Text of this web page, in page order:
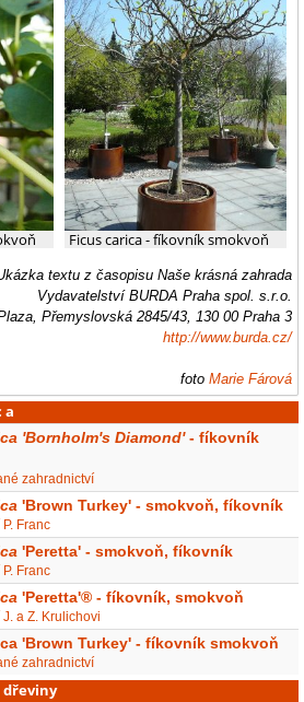
Ficus carica - fíkovník smokvoň
textu z časopisu Naše krásná zahrada
Vydavatelství BURDA Praha spol. s.r.o.
Přemyslovská 2845/43, 130 00 Praha 3
http://www.burda.cz/
foto Marie Fárová
'Bornholm's Diamond'- fíkovník
zahradnictví
'Brown Turkey' - smokvoň, fíkovník
Franc
'Peretta' - smokvoň, fíkovník
Franc
'Peretta'® - fíkovník, smokvoň
a Z. Krulichovi
'Brown Turkey' - fíkovník smokvoň
zahradnictví
dřeviny